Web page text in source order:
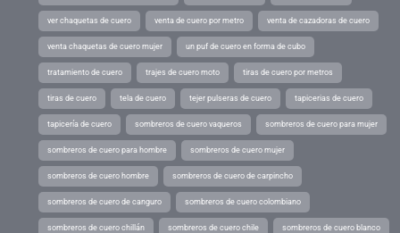
ver chaquetas de cuero venta de cuero por metro venta de cazadoras de cuero
venta chaquetas de cuero mujer un puf de cuero en forma de cubo
tratamiento de cuero trajes de cuero moto tiras de cuero por metros
tiras de cuero tela de cuero tejer pulseras de cuero tapicerias de cuero
tapicería de cuero sombreros de cuero vaqueros sombreros de cuero para mujer
sombreros de cuero para hombre sombreros de cuero mujer
sombreros de cuero hombre sombreros de cuero de carpincho
sombreros de cuero de canguro sombreros de cuero colombiano
sombreros de cuero chillán sombreros de cuero chile sombreros de cuero blanco